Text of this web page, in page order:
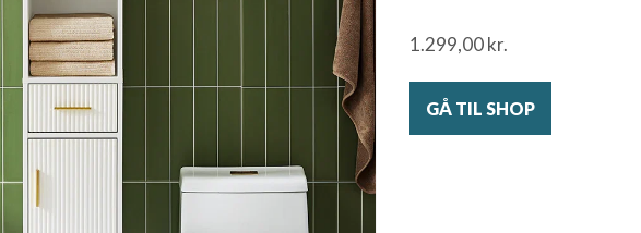
1.299,00kr.
GÅ TIL SHOP